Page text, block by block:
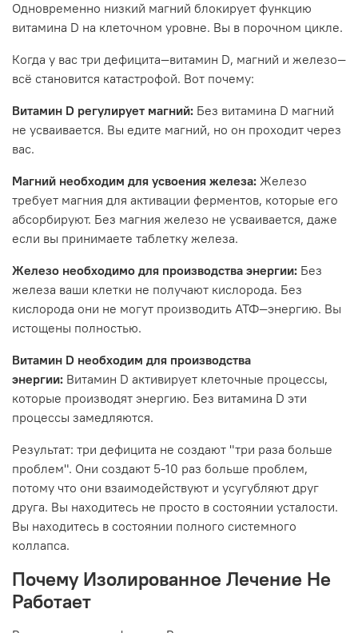
Одновременно низкий магний блокирует функцию
витамина D на клеточном уровне. Вы в порочном цикле.
Когда у вас три дефицита—витамин D, магний и железо—
всё становится катастрофой. Вот почему:
Витамин D регулирует магний: Без витамина D магний
не усваивается. Вы едите магний, но он проходит через
вас.
Магний необходим для усвоения железа: Железо
требует магния для активации ферментов, которые его
абсорбируют. Без магния железо не усваивается, даже
если вы принимаете таблетку железа.
Железо необходимо для производства энергии: Без
железа ваши клетки не получают кислорода. Без
кислорода они не могут производить АТФ—энергию. Вы
истощены полностью.
Витамин D необходим для производства
энергии: Витамин D активирует клеточные процессы,
которые производят энергию. Без витамина D эти
процессы замедляются.
Результат: три дефицита не создают "три раза больше
проблем". Они создают 5-10 раз больше проблем,
потому что они взаимодействуют и усугубляют друг
друга. Вы находитесь не просто в состоянии усталости.
Вы находитесь в состоянии полного системного
коллапса.
Почему Изолированное Лечение Не
Работает